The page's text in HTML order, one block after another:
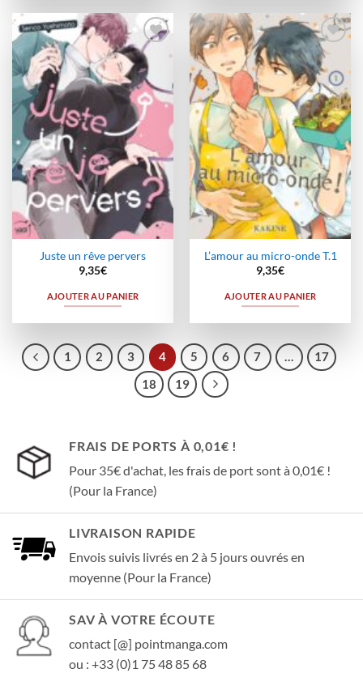
Ajouter
à la
wishlist
Juste un rêve pervers
9,35€
AJOUTER AU PANIER
Ajouter
à la
wishlist
L’amour au micro-onde T.1
9,35€
AJOUTER AU PANIER
1 2 3 4 5 6 7 …
17
18
19
FRAIS DE PORTS À 0,01€ !
Pour 35€ d'achat, les frais de port sont à 0,01€ !
(Pour la France)
LIVRAISON RAPIDE
Envois suivis livrés en 2 à 5 jours ouvrés en
moyenne (Pour la France)
SAV À VOTRE ÉCOUTE
contact [@] pointmanga.com
ou : +33 (0)1 75 48 85 68